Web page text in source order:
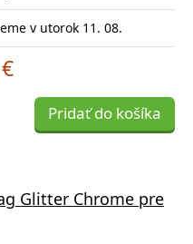
v utorok 11. 08.
Pridať do košíka
Glitter Chrome pre